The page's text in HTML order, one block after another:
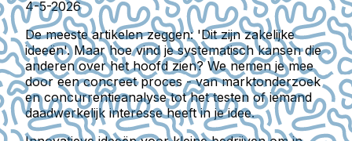
4-5-2026
De meeste artikelen zeggen: 'Dit zijn zakelijke
ideeën'. Maar hoe vind je systematisch kansen die
anderen over het hoofd zien? We nemen je mee
door een concreet proces - van marktonderzoek
en concurrentieanalyse tot het testen of iemand
daadwerkelijk interesse heeft in je idee.